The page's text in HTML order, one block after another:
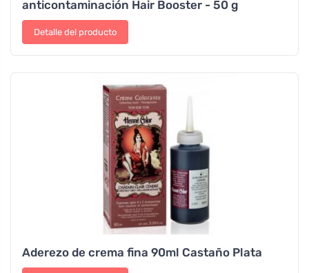
anticontaminación Hair Booster - 50 g
Detalle del producto
Aderezo de crema fina 90ml Castaño Plata